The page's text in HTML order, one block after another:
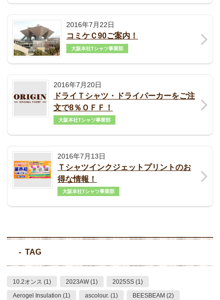
2016年7月22日
コミケＣ90ご案内！
大阪本社Tシャツ事業部
2016年7月20日
ドライＴシャツ・ドライパーカーをご注
文で8％ＯＦＦ！
大阪本社Tシャツ事業部
2016年7月13日
Ｔシャツインクジェットプリントのお
得な情報！
大阪本社Tシャツ事業部
TAG
10.2オンス (1) 2023AW (1) 2025SS (1)
Aerogel Insulation (1) ascolour. (1) BEESBEAM (2)